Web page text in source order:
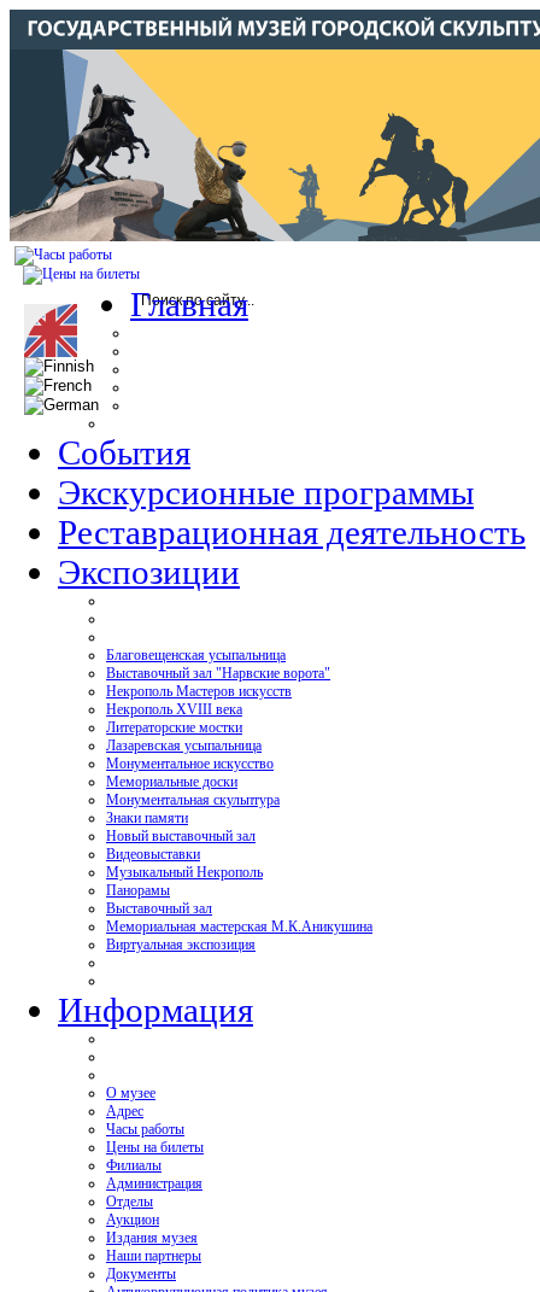
Главная
События
Экскурсионные программы
Реставрационная деятельность
Экспозиции
Благовещенская усыпальница
Выставочный зал "Нарвские ворота"
Некрополь Мастеров искусств
Некрополь XVIII века
Литераторские мостки
Лазаревская усыпальница
Монументальное искусство
Мемориальные доски
Монументальная скульптура
Знаки памяти
Новый выставочный зал
Видеовыставки
Музыкальный Некрополь
Панорамы
Выставочный зал
Мемориальная мастерская М.К.Аникушина
Виртуальная экспозиция
Информация
О музее
Адрес
Часы работы
Цены на билеты
Филиалы
Администрация
Отделы
Аукцион
Издания музея
Наши партнеры
Документы